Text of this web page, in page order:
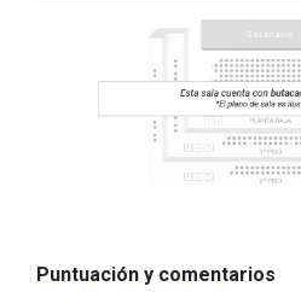
Puntuación y comentarios